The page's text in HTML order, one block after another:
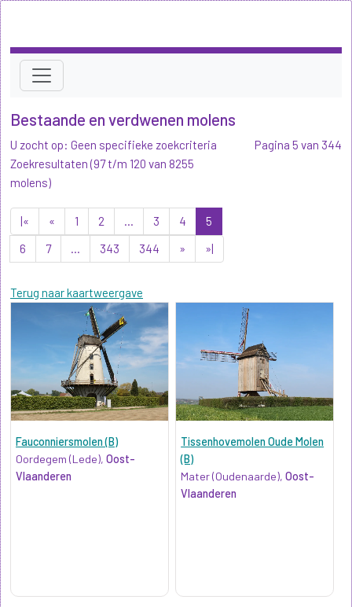
Bestaande en verdwenen molens
U zocht op: Geen specifieke zoekcriteria
Zoekresultaten (97 t/m 120 van 8255
molens)
|« « 1 2 ... 3 4
5
6
7 ... 343 344 » »|
Terug naar kaartweergave
Pagina 5 van 344
Fauconniersmolen (B)
Oordegem (Lede), Oost-
Vlaanderen
Tissenhovemolen Oude Molen
(B)
Mater (Oudenaarde),Oost-
Vlaanderen